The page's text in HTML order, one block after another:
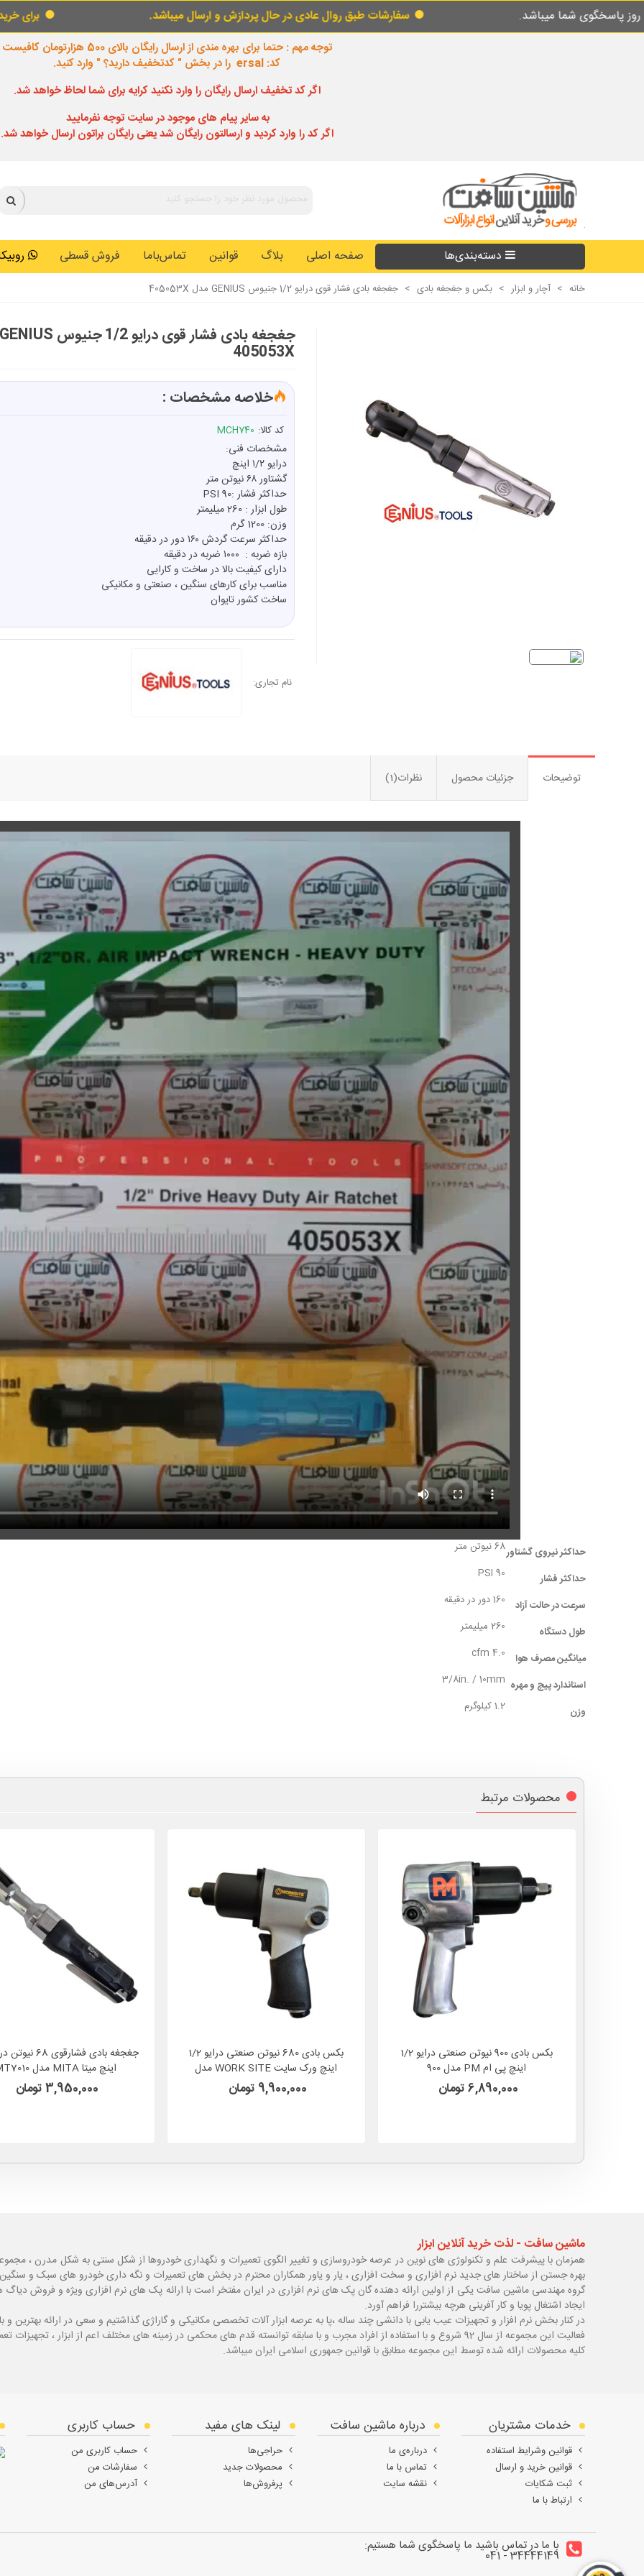
سفارشات طبق روال عادی در حال پردازش و ارسال میباشد. برای خرید قسطی از قسط گو اینجارا لمس
توجه مهم : حتما برای بهره مندی از ارسال رایگان بالای 500 هزارتومان کافیست
کد: ersal را در بخش " کدتخفیف دارید؟ " وارد کنید.
اگر کد تخفیف ارسال رایگان را وارد نکنید کرایه برای شما لحاظ خواهد شد.
به سایر پیام های موجود در سایت توجه نفرمایید
اگر کد را وارد کردید و ارسالتون رایگان شد یعنی رایگان براتون ارسال خواهد شد.
دسته‌بندی‌ها روبیکا: صفحه اصلی بلاگ قوانین تماس‌باما فروش قسطی
خانه > آچار و ابزار > بکس و جغجغه بادی > جغجغه بادی فشار قوی درایو 1/2 جنیوس GENIUS مدل 405053X
405053X
خلاصه مشخصات :
کد کالا: MCH740
مشخصات فنی:
درایو ۱/۲ اینچ
گشتاور ۶۸ نیوتن متر
حداکثر فشار :90 PSI
طول ابزار : 260 میلیمتر
وزن: 1200 گرم
حداکثر سرعت گردش ۱۶۰ دور در دقیقه
بازه ضربه : ۱۰۰۰ ضربه در دقیقه
دارای کیفیت بالا در ساخت و کارایی
مناسب برای کارهای سنگین ، صنعتی و مکانیکی
ساخت کشور تایوان
نام تجاری:
توضیحات جزئیات محصول نظرات(1)
حداکثر نیروی گشتاور68 نیوتن متر
حداکثر فشار 90 PSI
سرعت در حالت آزاد 160 دور در دقیقه
طول دستگاه 260 میلیمتر
میانگین مصرف هوا 4.0 cfm
استاندارد پیچ و مهره 3/8in. / 10mm
وزن 1.2 کیلوگرم
محصولات مرتبط
بکس بادی 900 نیوتن صنعتی درایو 1/2
اینچ پی ام PM مدل 900
6,890,000 تومان
بکس بادی 680 نیوتن صنعتی درایو 1/2
اینچ ورک سایت WORK SITE مدل
PNT-103
9,900,000 تومان
اینچ میتا MITA مدل MT7010
3,950,000 تومان
ماشین سافت - لذت خرید آنلاین ابزار
همزمان با پیشرفت علم و تکنولوژی های نوین در عرصه خودروسازی و تغییر الگوی تعمیرات و نگهداری خودروها از شکل سنتی به شکل مدرن ،
بهره جستن از ساختار های جدید نرم افزاری و سخت افزاری ، یار و یاور همکاران محترم در بخش های تعمیرات و نگه داری خودرو های سبک و سنگین
گروه مهندسی ماشین سافت یکی از اولین ارائه دهنده گان پک های نرم افزاری در ایران مفتخر است با ارائه پک های نرم افزاری ویژه و فروش
ایجاد اشتغال پویا و کار آفرینی هرچه بیشتررا فراهم آورد.
در کنار بخش نرم افزار و تجهیزات عیب یابی با دانشی چند ساله ،پابه عرصه ابزار آلات تخصصی مکانیکی و گاراژی گذاشتیم و سعی در ارائه بهترین
فعالیت این مجموعه از سال 92 شروع و با استفاده از افراد مجرب و با سابقه توانسته قدم های محکمی در زمینه های مختلف اعم از ابزار ، تجهیزات تعمیرگاهی و عیب یابی بردارد.
کلیه محصولات ارائه شده توسط این مجموعه مطابق با قوانین جمهوری اسلامی ایران میباشد.
خدمات مشتریان
قوانین وشرایط استفاده
قوانین خرید و ارسال
ثبت شکایات
ارتباط با ما
درباره ماشین سافت
درباره‌ی ما
تماس با ما
نقشه سایت
لینک های مفید
حراجی‌ها
محصولات جدید
پرفروش‌ها
حساب کاربری
حساب کاربری من
سفارشات من
آدرس‌های من
با ما در تماس باشید ما پاسخگوی شما هستیم:
34444149 - 041